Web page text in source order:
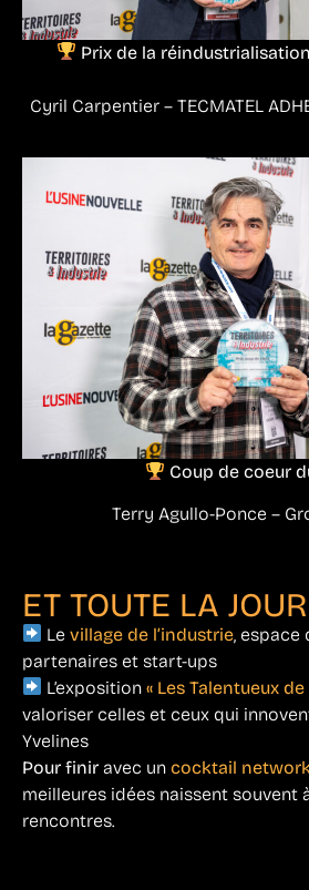
Prix de la
Cyril Carpentier – TECMATEL
Coup de coeur
Terry Agullo-Ponce –
ET TOUTE LA
Levillage de l’industrie , espace
partenaires et start-ups
L’exposition« Les Talentueux de
valoriser celles et ceux qui
Yvelines
Pour finir avec un cocktail
meilleures idées naissent souvent
rencontres.